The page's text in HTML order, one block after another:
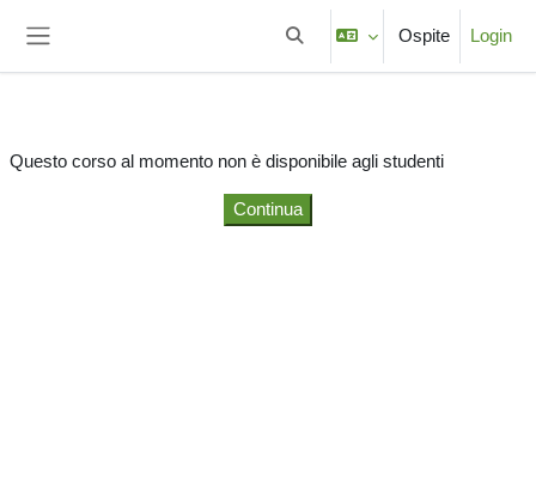
Attiva/disattiva input di ricerca
Ospite Login
Questo corso al momento non è disponibile agli studenti
Continua